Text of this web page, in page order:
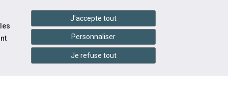
handshake Services en ligne
INFOS
PRATIQUES
ÉVÉNEMENTS
J'accepte tout
Personnaliser
Je refuse tout